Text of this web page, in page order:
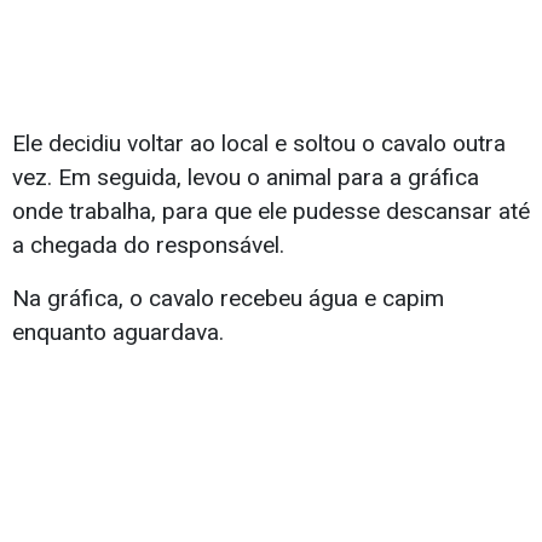
Ele decidiu voltar ao local e soltou o cavalo outra
vez. Em seguida, levou o animal para a gráfica
onde trabalha, para que ele pudesse descansar até
a chegada do responsável.
Na gráfica, o cavalo recebeu água e capim
enquanto aguardava.